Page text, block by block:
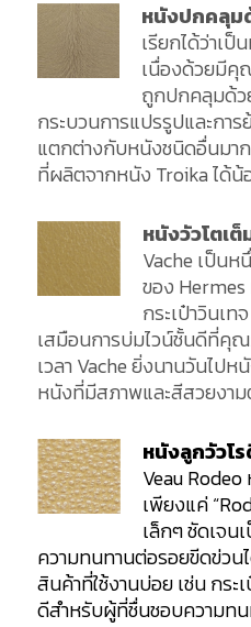
หนังปกคลุม
เรียกได้ว่าเ
เนื่องด้วยมี
ถูกปกคลุมด้ว
กระบวนการแปรรูปและก
แตกต่างกับหนังชนิดอื่นมาก
ที่ผลิตจากหนัง Troika ได้น้
หนังวัวโตเ
Vache เป็น
ของ Hermes
กระเป๋าวินเ
เสมือนการบ่มไวน์ชั้นดีที่คุ
เวลา Vache ยิ่งนานวันไป
หนังที่มีสภาพและสีสวยงาม
หนังลูกวัวโ
Veau
เพียงแค่
เล็กๆ ชัดเจน
ความทนทานต่อรอยขีดข่วน
สินค้าที่ใช้งานบ่อย เช่น กร
ดีสำหรับผู้ที่ชื่นชอบความท